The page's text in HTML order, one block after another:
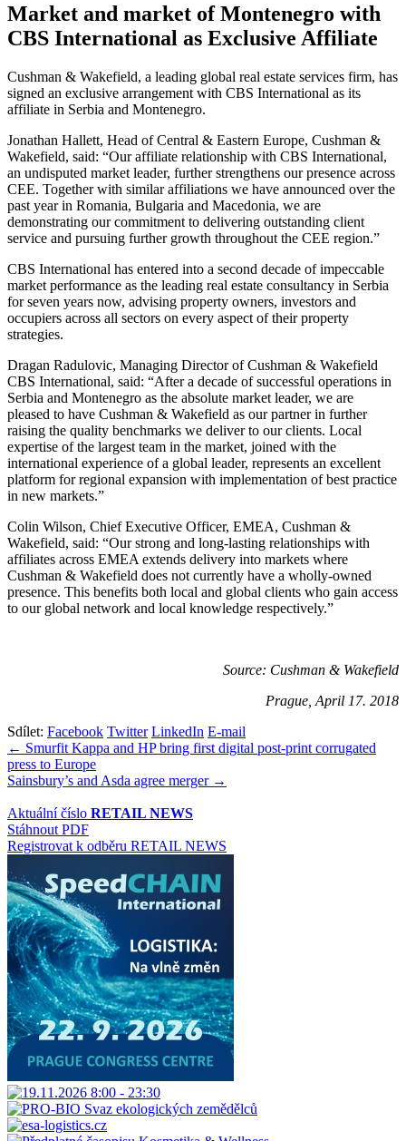
Market and market of Montenegro with
CBS International as Exclusive Affiliate
Cushman & Wakefield, a leading global real estate services firm, has
signed an exclusive arrangement with CBS International as its
affiliate in Serbia and Montenegro.
Jonathan Hallett, Head of Central & Eastern Europe, Cushman &
Wakefield, said: “Our affiliate relationship with CBS International,
an undisputed market leader, further strengthens our presence across
CEE. Together with similar affiliations we have announced over the
past year in Romania, Bulgaria and Macedonia, we are
demonstrating our commitment to delivering outstanding client
service and pursuing further growth throughout the CEE region.”
CBS International has entered into a second decade of impeccable
market performance as the leading real estate consultancy in Serbia
for seven years now, advising property owners, investors and
occupiers across all sectors on every aspect of their property
strategies.
Dragan Radulovic, Managing Director of Cushman & Wakefield
CBS International, said: “After a decade of successful operations in
Serbia and Montenegro as the absolute market leader, we are
pleased to have Cushman & Wakefield as our partner in further
raising the quality benchmarks we deliver to our clients. Local
expertise of the largest team in the market, joined with the
international experience of a global leader, represents an excellent
platform for regional expansion with implementation of best practice
in new markets.”
Colin Wilson, Chief Executive Officer, EMEA, Cushman &
Wakefield, said: “Our strong and long-lasting relationships with
affiliates across EMEA extends delivery into markets where
Cushman & Wakefield does not currently have a wholly-owned
presence. This benefits both local and global clients who gain access
to our global network and local knowledge respectively.”
Source: Cushman & Wakefield
Prague, April 17. 2018
Sdílet: Facebook Twitter LinkedIn E-mail
Navigace
pro
← Smurfit Kappa and HP bring first digital post-print corrugated
press to Europe
Sainsbury’s and Asda agree merger →
Aktuální číslo RETAIL NEWS
Stáhnout PDF
Registrovat k odběru RETAIL NEWS